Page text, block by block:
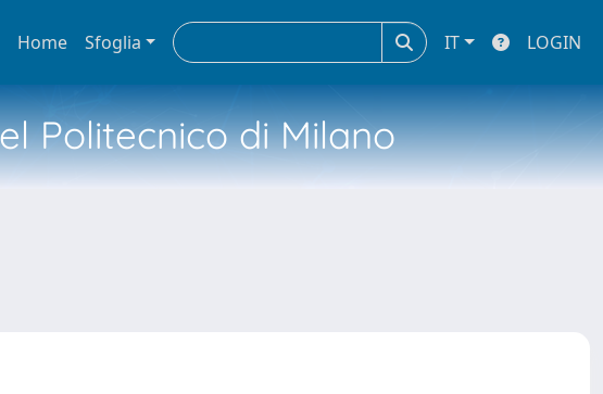
Home Sfoglia IT LOGIN
Politecnico di Milano